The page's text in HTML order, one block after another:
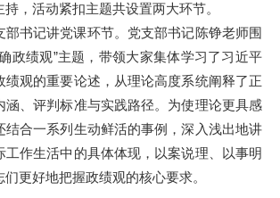
，活动紧扣主题共设置两大环节。
部书记讲党课环节。党支部书记陈铮老师围
政绩观”主题，带领大家集体学习了习近平
绩观的重要论述，从理论高度系统阐释了正
涵、评判标准与实践路径。为使理论更具感
结合一系列生动鲜活的事例，深入浅出地讲
工作生活中的具体体现，以案说理、以事明
更好地把握政绩观的核心要求。